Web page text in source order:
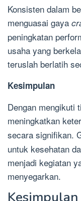
Konsisten dalam
menguasai gaya
peningkatan
usaha yang
teruslah berlatih
Kesimpulan
Dengan mengikuti
meningkatkan
secara signifikan.
untuk kesehatan
menjadi kegiatan
menyegarkan.
Kesimpulan